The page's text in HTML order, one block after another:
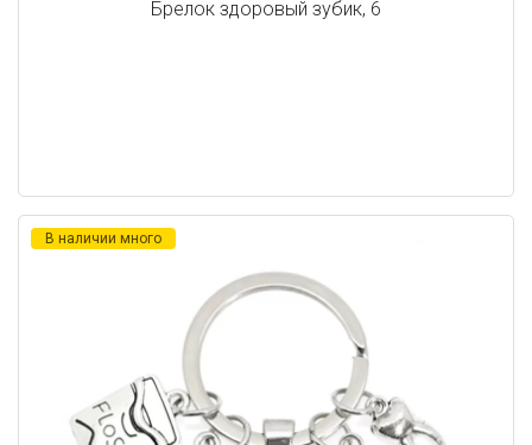
Брелок здоровый зубик, 6
В наличии много